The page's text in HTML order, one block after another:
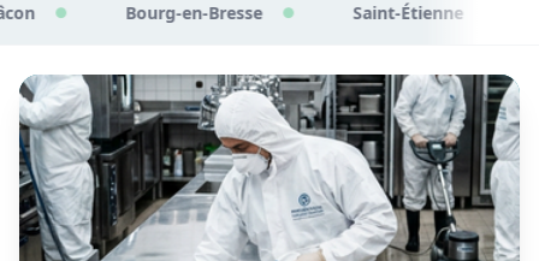
Bourg-en-Bresse ● Saint-Étienne ● Chalon-sur-